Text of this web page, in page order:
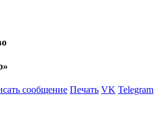
сообщение Печать VK Telegram